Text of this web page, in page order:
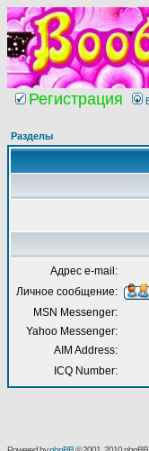
Регистрация
Разделы
Адрес e-mail:
Личное сообщение:
MSN Messenger:
Yahoo Messenger:
AIM Address:
ICQ Number: